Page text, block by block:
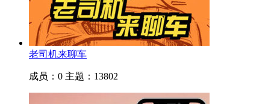
老司机来聊车
成员：0 主题：13802